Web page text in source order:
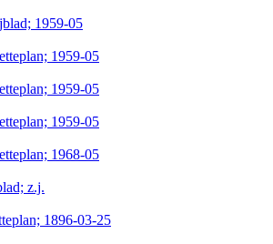
1959-05
1959-05
1959-05
1959-05
1968-05
z.j.
1896-03-25